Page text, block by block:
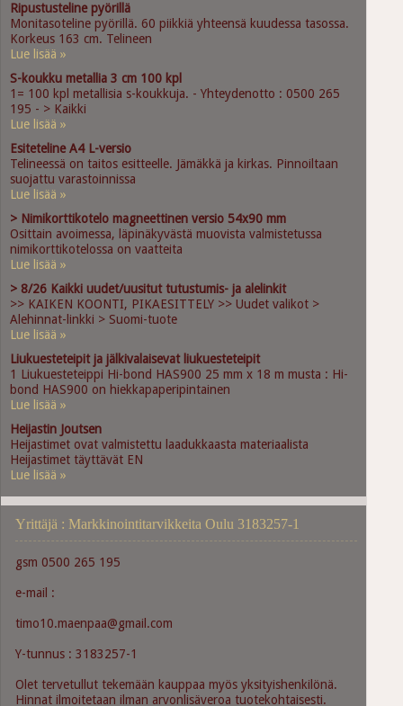
Ripustusteline pyörillä
Monitasoteline pyörillä. 60 piikkiä yhteensä kuudessa tasossa.
Korkeus 163 cm. Telineen
Lue lisää »
S-koukku metallia 3 cm 100 kpl
1= 100 kpl metallisia s-koukkuja. - Yhteydenotto : 0500 265
195 - > Kaikki
Lue lisää »
Esiteteline A4 L-versio
Telineessä on taitos esitteelle. Jämäkkä ja kirkas. Pinnoiltaan
suojattu varastoinnissa
Lue lisää »
> Nimikorttikotelo magneettinen versio 54x90 mm
Osittain avoimessa, läpinäkyvästä muovista valmistetussa
nimikorttikotelossa on vaatteita
Lue lisää »
> 8/26 Kaikki uudet/uusitut tutustumis- ja alelinkit
>> KAIKEN KOONTI, PIKAESITTELY >> Uudet valikot >
Alehinnat-linkki > Suomi-tuote
Lue lisää »
Liukuesteteipit ja jälkivalaisevat liukuesteteipit
1 Liukuesteteippi Hi-bond HAS900 25 mm x 18 m musta : Hi-
bond HAS900 on hiekkapaperipintainen
Lue lisää »
Heijastin Joutsen
Heijastimet ovat valmistettu laadukkaasta materiaalista
Heijastimet täyttävät EN
Lue lisää »
Yrittäjä : Markkinointitarvikkeita Oulu 3183257-1
gsm 0500 265 195
e-mail :
timo10.maenpaa@gmail.com
Y-tunnus : 3183257-1
Olet tervetullut tekemään kauppaa myös yksityishenkilönä.
Hinnat ilmoitetaan ilman arvonlisäveroa tuotekohtaisesti.